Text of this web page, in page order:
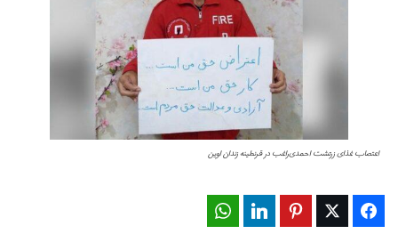
اعتصاب غذای زرتشت احمدی‌راغب در قرنطینه زندان اوین
Facebook
Twitter
Pinterest
LinkedIn